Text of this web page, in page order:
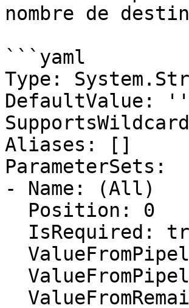
nombre de
```yaml
Type:
DefaultValue: ''
Aliases: []
ParameterSets:
- Name: (All)